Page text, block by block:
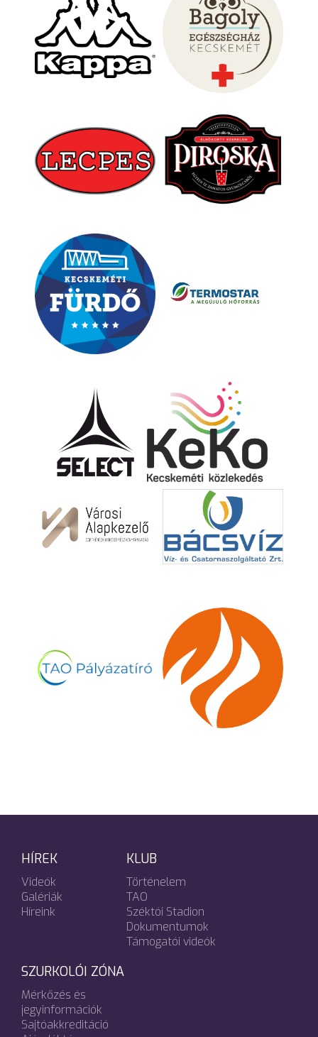
HÍREK
Videók
Galériák
Híreink
KLUB
Történelem
TAO
Széktói Stadion
Dokumentumok
Támogatói videók
SZURKOLÓI ZÓNA
Mérkőzés és
jegyinformációk
Sajtóakkreditáció